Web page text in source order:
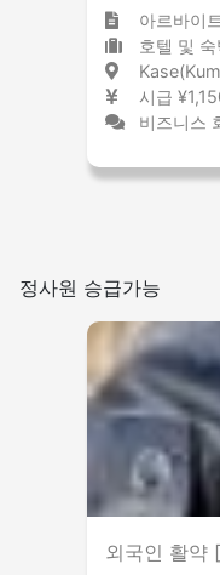
아르바이트
호텔 및 숙
시급
비즈니스
정사원 승급가능
외국인 활약